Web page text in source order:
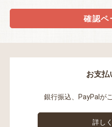
確認ペ
お支払
銀行振込、PayPalが
詳し